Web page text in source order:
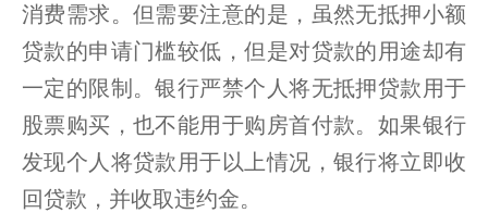
消费需求。但需要注意的是，虽然无抵押小额
贷款的申请门槛较低，但是对贷款的用途却有
一定的限制。银行严禁个人将无抵押贷款用于
股票购买，也不能用于购房首付款。如果银行
发现个人将贷款用于以上情况，银行将立即收
回贷款，并收取违约金。